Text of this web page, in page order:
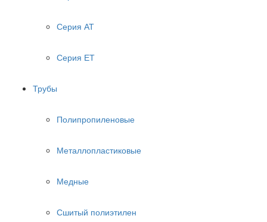
Серия АТ
Серия ЕТ
Трубы
Полипропиленовые
Металлопластиковые
Медные
Сшитый полиэтилен